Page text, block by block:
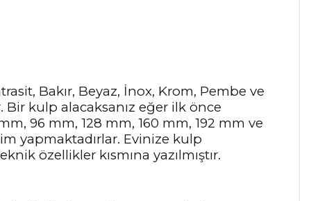
Bakır, Beyaz, İnox, Krom, Pembe ve
kulp alacaksanız eğer ilk önce
96 mm, 128 mm, 160 mm, 192 mm ve
yapmaktadırlar. Evinize kulp
özellikler kısmına yazılmıştır.